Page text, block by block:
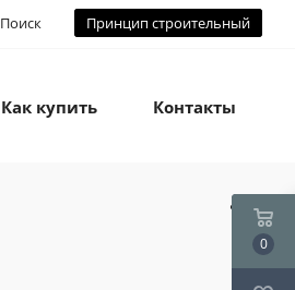
Принцип строительный
Поиск
Как купить Контакты
0